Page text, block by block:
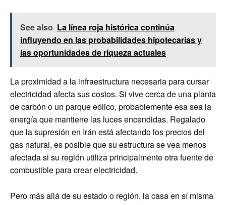
See also La línea roja histórica continúa
influyendo en las probabilidades hipotecarias y
las oportunidades de riqueza actuales
La proximidad a la infraestructura necesaria para cursar
electricidad afecta sus costos. Si vive cerca de una planta
de carbón o un parque eólico, probablemente esa sea la
energía que mantiene las luces encendidas. Regalado
que la supresión en Irán está afectando los precios del
gas natural, es posible que su estructura se vea menos
afectada si su región utiliza principalmente otra fuente de
combustible para crear electricidad.
Pero más allá de su estado o región, la casa en sí misma